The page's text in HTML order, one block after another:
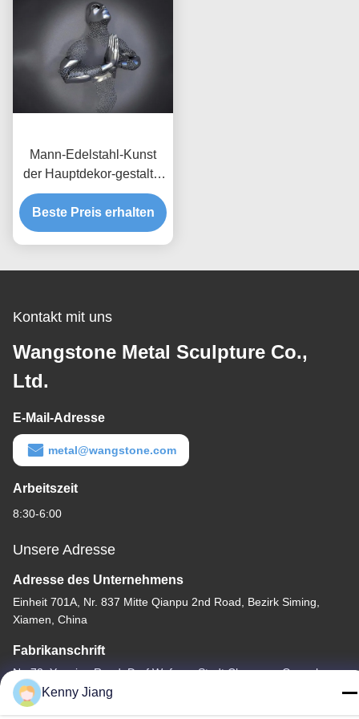
Mann-Edelstahl-Kunst
der Hauptdekor-gestaltet
bildliche Wand-3d mattes
Finish
Beste Preis erhalten
Kontakt mit uns
Wangstone Metal Sculpture Co.,
Ltd.
E-Mail-Adresse
metal@wangstone.com
Arbeitszeit
8:30-6:00
Unsere Adresse
Adresse des Unternehmens
Einheit 701A, Nr. 837 Mitte Qianpu 2nd Road, Bezirk Siming,
Xiamen, China
Fabrikanschrift
Nr. 72, Yongjun Road, Dorf Wufeng, Stadt Chongwu, Quanzhou,
Fujian, China
Kenny Jiang